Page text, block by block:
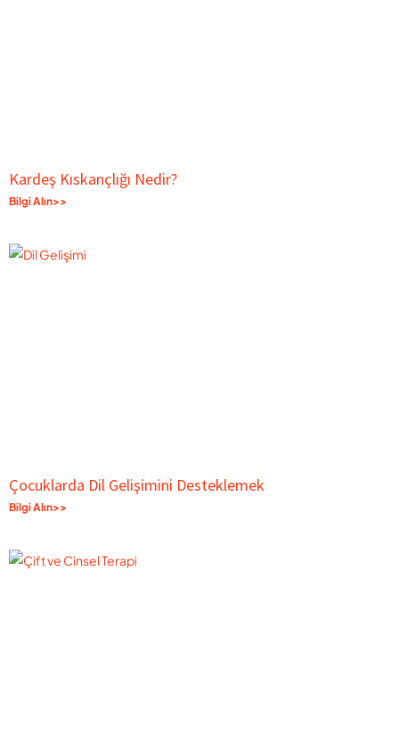
Kardeş Kıskançlığı Nedir?
Bilgi Alın>>
Çocuklarda Dil Gelişimini Desteklemek
Bilgi Alın>>